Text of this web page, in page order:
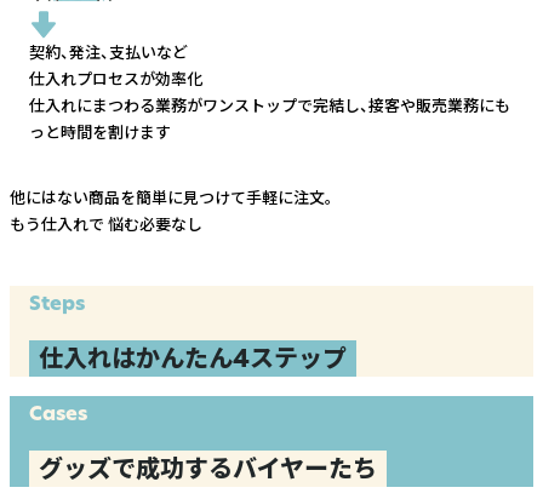
契約、発注、支払いなど
仕入れプロセスが効率化
仕入れにまつわる業務がワンストップで完結し、接客や販売業務にも
っと時間を割けます
他にはない商品を簡単に見つけて手軽に注文。
もう仕入れで 悩む必要なし
Steps
仕入れはかんたん4ステップ
Cases
グッズで成功するバイヤーたち